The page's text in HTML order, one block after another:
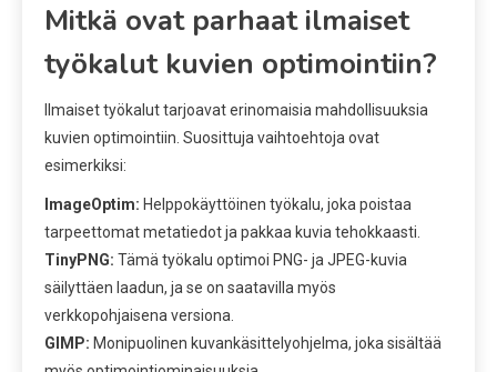
Mitkä ovat parhaat ilmaiset
työkalut kuvien optimointiin?
Ilmaiset työkalut tarjoavat erinomaisia mahdollisuuksia
kuvien optimointiin. Suosittuja vaihtoehtoja ovat
esimerkiksi:
ImageOptim: Helppokäyttöinen työkalu, joka poistaa
tarpeettomat metatiedot ja pakkaa kuvia tehokkaasti.
TinyPNG: Tämä työkalu optimoi PNG- ja JPEG-kuvia
säilyttäen laadun, ja se on saatavilla myös
verkkopohjaisena versiona.
GIMP: Monipuolinen kuvankäsittelyohjelma, joka sisältää